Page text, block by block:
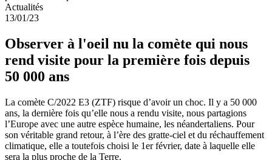
Actualités
13/01/23
Observer à l'oeil nu la comète qui nous
rend visite pour la première fois depuis
50 000 ans
La comète C/2022 E3 (ZTF) risque d’avoir un choc. Il y a 50 000
ans, la dernière fois qu’elle nous a rendu visite, nous partagions
l’Europe avec une autre espèce humaine, les néandertaliens. Pour
son véritable grand retour, à l’ère des gratte-ciel et du réchauffement
climatique, elle a toutefois choisi le 1er février, date à laquelle elle
sera la plus proche de la Terre.